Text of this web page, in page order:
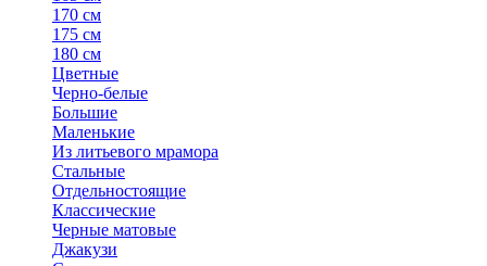
170 см
175 см
180 см
Цветные
Черно-белые
Большие
Маленькие
Из литьевого мрамора
Стальные
Отдельностоящие
Классические
Черные матовые
Джакузи